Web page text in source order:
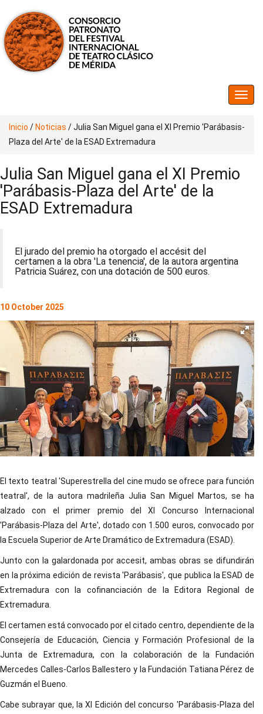
Inicio / Noticias /Julia San Miguel gana el XI Premio 'Parábasis-
Plaza del Arte' de la ESAD Extremadura
Julia San Miguel gana el XI Premio
'Parábasis-Plaza del Arte' de la
ESAD Extremadura
El jurado del premio ha otorgado el accésit del
certamen a la obra 'La tenencia', de la autora argentina
Patricia Suárez, con una dotación de 500 euros.
10 October 2025
El texto teatral 'Superestrella del cine mudo se ofrece para función
teatral', de la autora madrileña Julia San Miguel Martos, se ha
alzado con el primer premio del XI Concurso Internacional
'Parábasis-Plaza del Arte', dotado con 1.500 euros, convocado por
la Escuela Superior de Arte Dramático de Extremadura (ESAD).
Junto con la galardonada por accesit, ambas obras se difundirán
en la próxima edición de revista 'Parábasis', que publica la ESAD de
Extremadura con la cofinanciación de la Editora Regional de
Extremadura.
El certamen está convocado por el citado centro, dependiente de la
Consejería de Educación, Ciencia y Formación Profesional de la
Junta de Extremadura, con la colaboración de la Fundación
Mercedes Calles-Carlos Ballestero y la Fundación Tatiana Pérez de
Guzmán el Bueno.
Cabe subrayar que, la XI Edición del concurso 'Parábasis-Plaza del